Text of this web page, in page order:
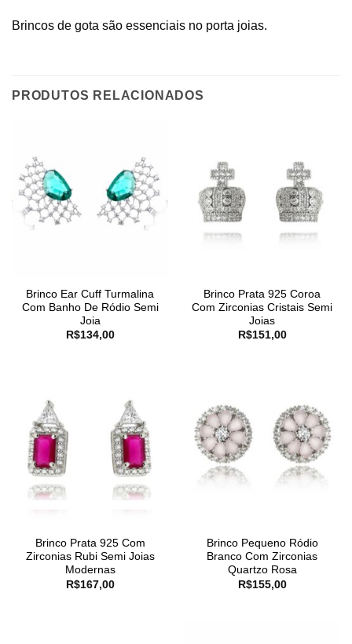
Brincos de gota são essenciais no porta joias.
PRODUTOS RELACIONADOS
Brinco Ear Cuff Turmalina
Com Banho De Ródio Semi
Joia
R$134,00
Brinco Prata 925 Coroa
Com Zirconias Cristais Semi
Joias
R$151,00
Brinco Prata 925 Com
Zirconias Rubi Semi Joias
Modernas
R$167,00
Brinco Pequeno Ródio
Branco Com Zirconias
Quartzo Rosa
R$155,00